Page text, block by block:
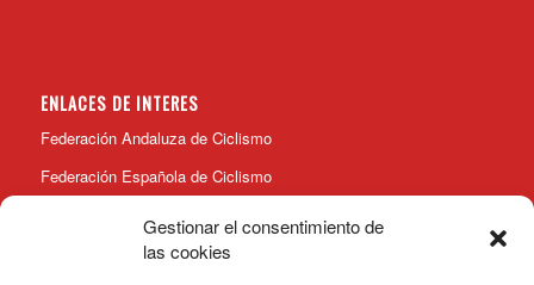
Gestionar el consentimiento de
las cookies
ENLACES DE INTERES
Federación Andaluza de Ciclismo
Federación Española de Ciclismo